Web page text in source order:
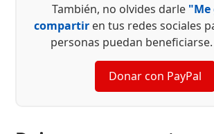
También, no olvides darle
compartir en tus redes sociales
personas puedan beneficiarse.
Donar con PayPal